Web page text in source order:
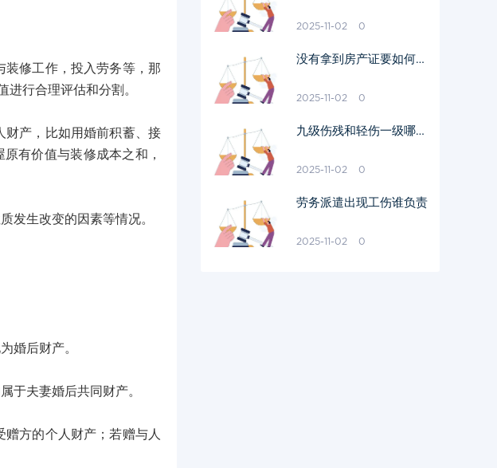
修工作，投入劳务等，那
行合理评估和分割。
产，比如用婚前积蓄、接
有价值与装修成本之和，
生改变的因素等情况。
婚后财产。
夫妻婚后共同财产。
方的个人财产；若赠与人
2025-11-02 0
没有拿到房产证要如何过
2025-11-02 0
九级伤残和轻伤一级哪个
2025-11-02 0
劳务派遣出现工伤谁负责
2025-11-02 0